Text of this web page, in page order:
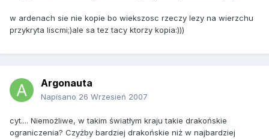
w ardenach sie nie kopie bo wiekszosc rzeczy lezy na wierzchu
przykryta liscmi;)ale sa tez tacy ktorzy kopia:)))
Argonauta
Napisano 26 Wrzesień 2007
cyt.... Niemożliwe, w takim światłym kraju takie drakońskie
ograniczenia? Czyżby bardziej drakońskie niż w najbardziej